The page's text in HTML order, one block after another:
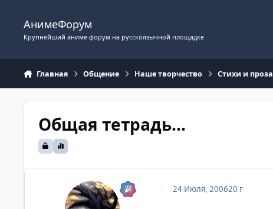
АнимеФорум
Крупнейший аниме-форум на русскоязычной площадке
Главная Общение Наше творчество Стихи и проза
Общая тетрадь...
24 Июля, 200620 г